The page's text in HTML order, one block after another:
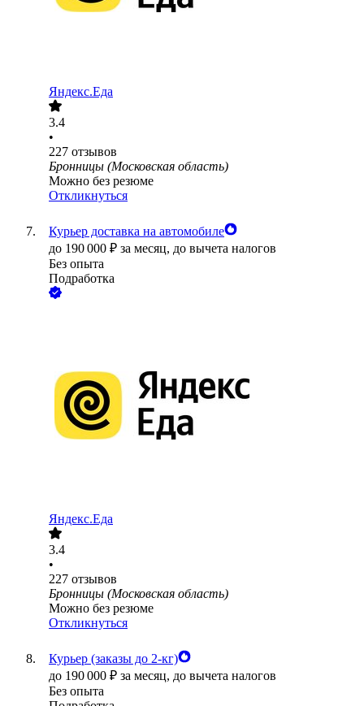
Яндекс.Еда
3.4
•
227 отзывов
Бронницы (Московская область)
Можно без резюме
Откликнуться
Курьер доставка на автомобиле
до 190 000 ₽ за месяц, до вычета налогов
Без опыта
Подработка
Яндекс.Еда
3.4
•
227 отзывов
Бронницы (Московская область)
Можно без резюме
Откликнуться
Курьер (заказы до 2-кг)
до 190 000 ₽ за месяц, до вычета налогов
Без опыта